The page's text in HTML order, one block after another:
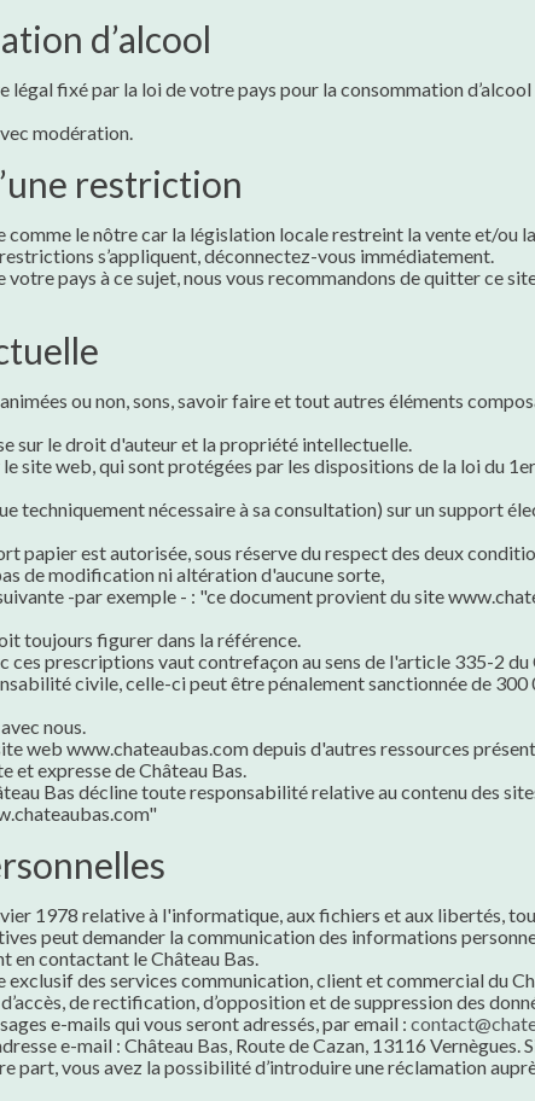
d’alcool
fixé par la loi de votre pays pour la consommation d’alcool
modération.
restriction
le nôtre car la législation locale restreint la vente et/ou
s’appliquent, déconnectez-vous immédiatement.
votre pays à ce sujet, nous vous recommandons de quitter ce
ou non, sons, savoir faire et tout autres éléments
sur le droit d'auteur et la propriété intellectuelle.
le site web, qui sont protégées par les dispositions de la loi du
techniquement nécessaire à sa consultation) sur un support
papier est autorisée, sous réserve du respect des deux
de modification ni altération d'aucune sorte,
-par exemple - : "ce document provient du site
toujours figurer dans la référence.
ces prescriptions vaut contrefaçon au sens de l'article 335-2
civile, celle-ci peut être pénalement sanctionnée de 300
nous.
web www.chateaubas.com depuis d'autres ressources
expresse de Château Bas.
Bas décline toute responsabilité relative au contenu des
1978 relative à l'informatique, aux fichiers et aux libertés,
peut demander la communication des informations
en contactant le Château Bas.
exclusif des services communication, client et commercial du
de rectification, d’opposition et de suppression des
e-mails qui vous seront adressés, par email :
e-mail : Château Bas, Route de Cazan, 13116 Vernègues.
part, vous avez la possibilité d’introduire une réclamation